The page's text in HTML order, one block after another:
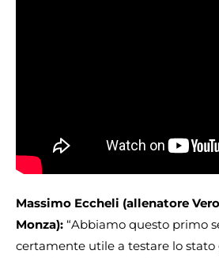
Massimo Eccheli (allenatore
Monza): “Abbiamo questo primo
certamente utile a testare lo stato